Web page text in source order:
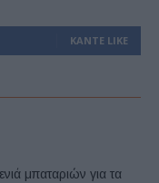
ΚΆΝΤΕ LIKE
μπαταριών για τα